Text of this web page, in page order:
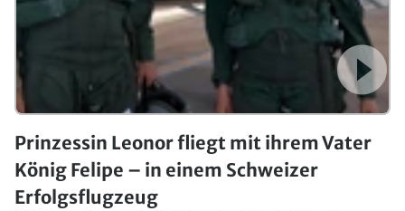
Prinzessin Leonor fliegt mit ihrem Vater
König Felipe – in einem Schweizer
Erfolgsflugzeug